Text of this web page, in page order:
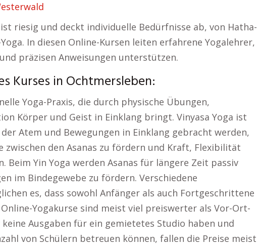
riesig und deckt individuelle Bedürfnisse ab, von Hatha-
In diesen Online-Kursen leiten erfahrene Yogalehrer,
präzisen Anweisungen unterstützen.
Kurses in Ochtmersleben:
Yoga-Praxis, die durch physische Übungen,
Körper und Geist in Einklang bringt. Vinyasa Yoga ist
Atem und Bewegungen in Einklang gebracht werden,
zwischen den Asanas zu fördern und Kraft, Flexibilität
Beim Yin Yoga werden Asanas für längere Zeit passiv
im Bindegewebe zu fördern. Verschiedene
es, dass sowohl Anfänger als auch Fortgeschrittene
Yogakurse sind meist viel preiswerter als Vor-Ort-
Ausgaben für ein gemietetes Studio haben und
von Schülern betreuen können, fallen die Preise meist